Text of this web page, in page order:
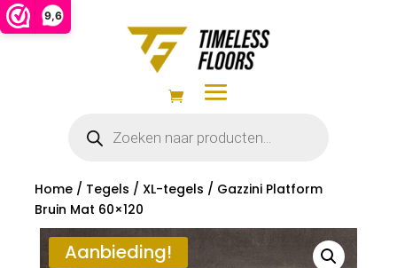
9,6
zoeken
Home/ Tegels / XL-tegels / Gazzini Platform
Bruin Mat 60×120
Aanbieding!